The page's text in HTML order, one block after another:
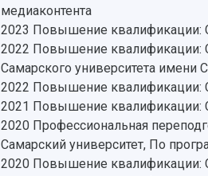
медиаконтента
2023 Повышение квалификации:
2022 Повышение квалификации:
Самарского университета имени
2022 Повышение квалификации:
2021 Повышение квалификации:
2020 Профессиональная
Самарский университет, По
2020 Повышение квалификации: